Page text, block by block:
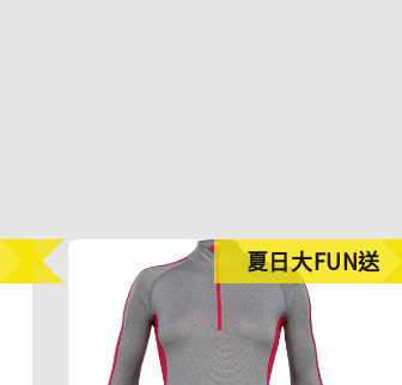
夏日大FUN送